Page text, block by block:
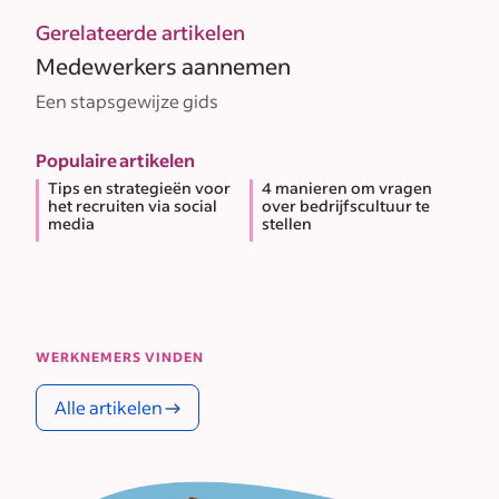
Gerelateerde artikelen
Medewerkers aannemen
Een stapsgewijze gids
Populaire artikelen
Tips en strategieën voor
het recruiten via social
media
4 manieren om vragen
over bedrijfscultuur te
stellen
WERKNEMERS VINDEN
Alle artikelen